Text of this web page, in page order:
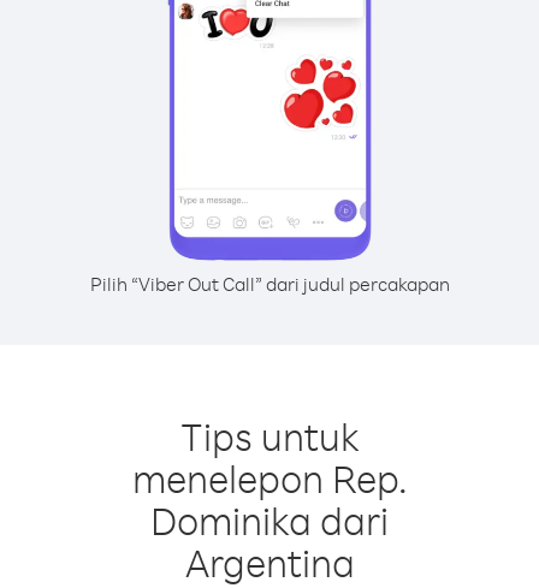
Pilih “Viber Out Call” dari judul percakapan
Tips untuk
menelepon Rep.
Dominika dari
Argentina